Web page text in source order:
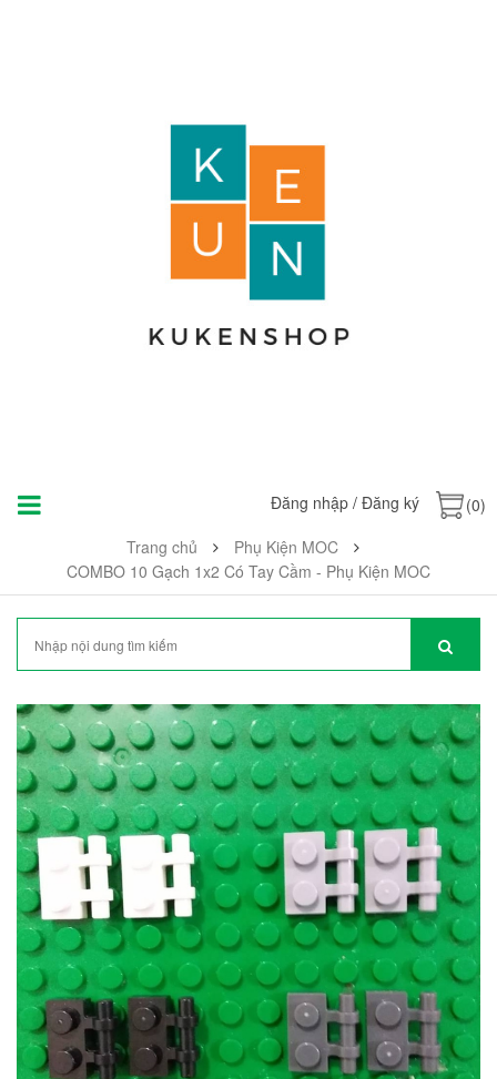
Đăng nhập / Đăng ký
(0)
Trang chủ
Phụ Kiện MOC
COMBO 10 Gạch 1x2 Có Tay Cầm - Phụ Kiện MOC